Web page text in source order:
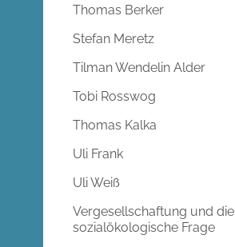
Thomas Berker
Stefan Meretz
Tilman Wendelin Alder
Tobi Rosswog
Thomas Kalka
Uli Frank
Uli Weiß
Vergesellschaftung und die
sozialökologische Frage